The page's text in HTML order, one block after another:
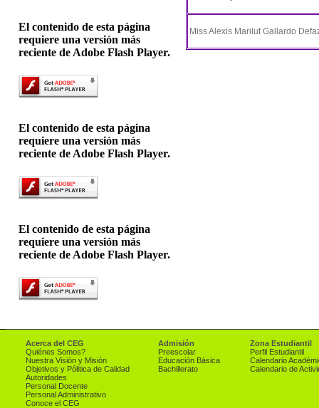
El contenido de esta página
requiere una versión más
reciente de Adobe Flash Player.
El contenido de esta página
requiere una versión más
reciente de Adobe Flash Player.
El contenido de esta página
requiere una versión más
reciente de Adobe Flash Player.
Miss Alexis Marilut Gallardo
Acerca del CEG
Quiénes Somos?
Nuestra Visión y Misión
Objetivos y Pólitica de Calidad
Autoridades
Personal Docente
Personal Administrativo
Conoce el CEG
Admisión
Preescolar
Educación Básica
Bachillerato
Zona Estudiantil
Perfil Estudiantil
Calendario
Calendario de